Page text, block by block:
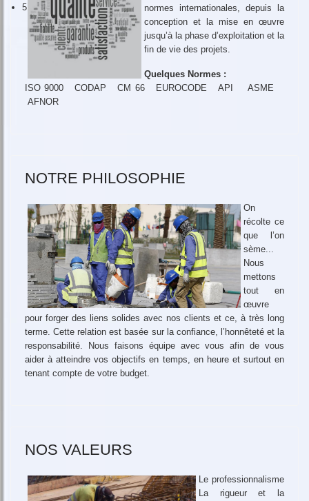
5
normes internationales, depuis la
conception et la mise en œuvre
jusqu’à la phase d’exploitation et la
fin de vie des projets.
Quelques Normes :
ISO 9000 CODAP CM 66 EUROCODE API ASME
AFNOR
NOTRE PHILOSOPHIE
On
récolte ce
que l’on
sème...
Nous
mettons
tout en
œuvre
pour forger des liens solides avec nos clients et ce, à très long
terme. Cette relation est basée sur la confiance, l’honnêteté et la
responsabilité. Nous faisons équipe avec vous afin de vous
aider à atteindre vos objectifs en temps, en heure et surtout en
tenant compte de votre budget.
NOS VALEURS
Le professionnalisme
La rigueur et la